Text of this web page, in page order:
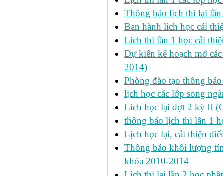
Thông báo lịch thi lại
Ban hành lich học cải
Lich thi lần 1 học cải
Dự kiến kế hoạch mở
2014)
Phòng đào tạo thông
lịch học các lớp song
Lich học lại đợt 2 kỳ II
thông báo lịch thi lần 1
Lịch học lại, cải thiện
Thông báo khối lượng
khóa 2010-2014